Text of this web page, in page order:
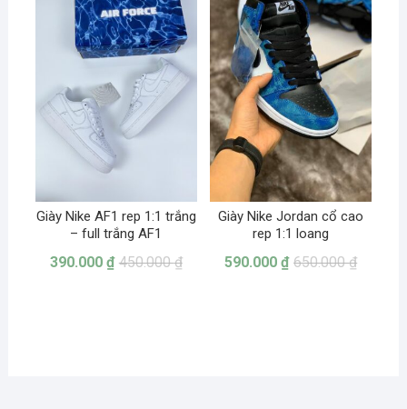
Giày Nike AF1 rep 1:1 trắng
– full trắng AF1
450.000₫
390.000 ₫
Giày Nike Jordan cổ cao
rep 1:1 loang
650.000₫
590.000₫